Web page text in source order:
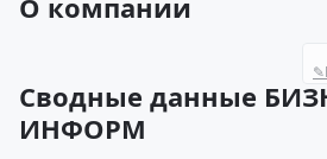
О компании
✎
Сводные данные
ИНФОРМ